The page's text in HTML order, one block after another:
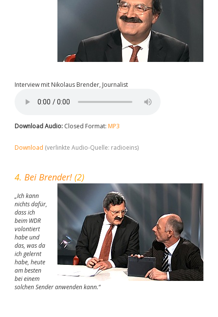
Interview mit Nikolaus Brender, Journalist
Download Audio: Closed Format: MP3
Download (verlinkte Audio-Quelle: radioeins)
4. Bei Brender! (2)
„Ich kann
nichts dafür,
dass ich
beim WDR
volontiert
habe und
das, was da
ich gelernt
habe, heute
am besten
bei einem
solchen Sender anwenden kann.“